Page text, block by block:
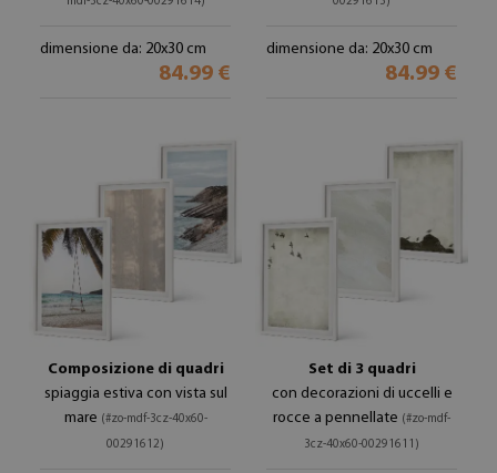
dimensione da: 20x30 cm
84.99 €
dimensione da: 20x30 cm
84.99 €
Composizione di quadri
spiaggia estiva con vista sul
mare (#zo-mdf-3cz-40x60-
00291612)
Set di 3 quadri
con decorazioni di uccelli e
rocce a pennellate (#zo-mdf-
3cz-40x60-00291611)